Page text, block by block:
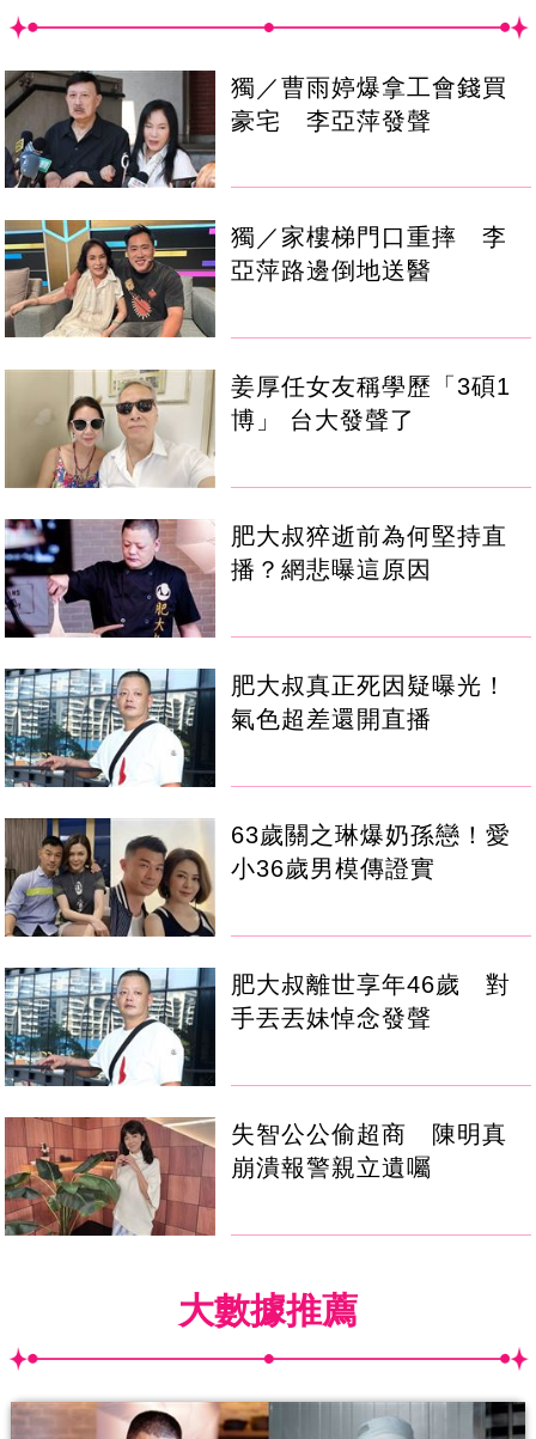
獨／曹雨婷爆拿工會錢買
豪宅 李亞萍發聲
獨／家樓梯門口重摔 李
亞萍路邊倒地送醫
姜厚任女友稱學歷「3碩1
博」 台大發聲了
肥大叔猝逝前為何堅持直
播？網悲曝這原因
肥大叔真正死因疑曝光！
氣色超差還開直播
63歲關之琳爆奶孫戀！愛
小36歲男模傳證實
肥大叔離世享年46歲 對
手丟丟妹悼念發聲
失智公公偷超商 陳明真
崩潰報警親立遺囑
大數據推薦